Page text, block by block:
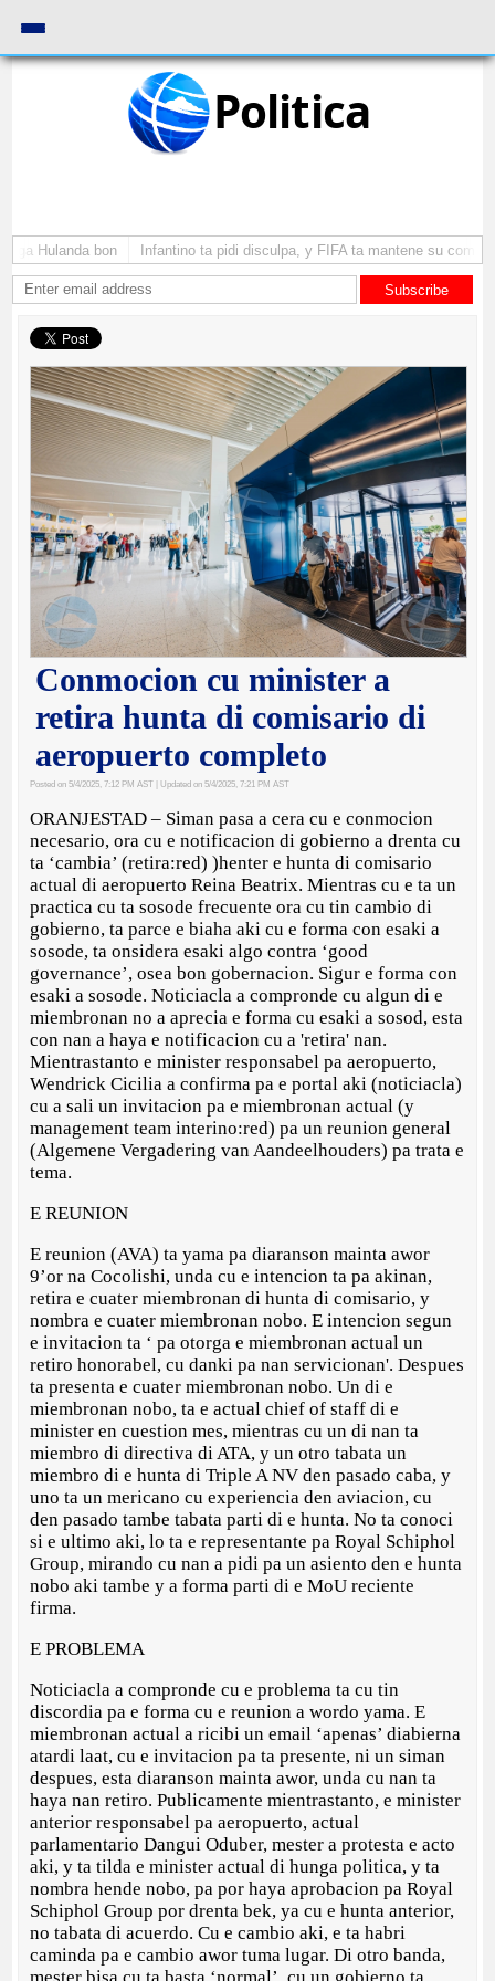
Politica
Hulanda bon Infantino ta pidi disculpa, y FIFA ta mantene su como
Subscribe
Conmocion cu minister a
retira hunta di comisario di
aeropuerto completo
Posted on 5/4/2025, 7:12 PM AST | Updated on 5/4/2025, 7:21 PM AST
ORANJESTAD – Siman pasa a cera cu e conmocion
necesario, ora cu e notificacion di gobierno a drenta cu
ta ‘cambia’ (retira:red) )henter e hunta di comisario
actual di aeropuerto Reina Beatrix. Mientras cu e ta un
practica cu ta sosode frecuente ora cu tin cambio di
gobierno, ta parce e biaha aki cu e forma con esaki a
sosode, ta onsidera esaki algo contra ‘good
governance’, osea bon gobernacion. Sigur e forma con
esaki a sosode. Noticiacla a compronde cu algun di e
miembronan no a aprecia e forma cu esaki a sosod, esta
con nan a haya e notificacion cu a 'retira' nan.
Mientrastanto e minister responsabel pa aeropuerto,
Wendrick Cicilia a confirma pa e portal aki (noticiacla)
cu a sali un invitacion pa e miembronan actual (y
management team interino:red) pa un reunion general
(Algemene Vergadering van Aandeelhouders) pa trata e
tema.
E REUNION
E reunion (AVA) ta yama pa diaranson mainta awor
9’or na Cocolishi, unda cu e intencion ta pa akinan,
retira e cuater miembronan di hunta di comisario, y
nombra e cuater miembronan nobo. E intencion segun
e invitacion ta ‘ pa otorga e miembronan actual un
retiro honorabel, cu danki pa nan servicionan'. Despues
ta presenta e cuater miembronan nobo. Un di e
miembronan nobo, ta e actual chief of staff di e
minister en cuestion mes, mientras cu un di nan ta
miembro di directiva di ATA, y un otro tabata un
miembro di e hunta di Triple A NV den pasado caba, y
uno ta un mericano cu experiencia den aviacion, cu
den pasado tambe tabata parti di e hunta. No ta conoci
si e ultimo aki, lo ta e representante pa Royal Schiphol
Group, mirando cu nan a pidi pa un asiento den e hunta
nobo aki tambe y a forma parti di e MoU reciente
firma.
E PROBLEMA
Noticiacla a compronde cu e problema ta cu tin
discordia pa e forma cu e reunion a wordo yama. E
miembronan actual a ricibi un email ‘apenas’ diabierna
atardi laat, cu e invitacion pa ta presente, ni un siman
despues, esta diaranson mainta awor, unda cu nan ta
haya nan retiro. Publicamente mientrastanto, e minister
anterior responsabel pa aeropuerto, actual
parlamentario Dangui Oduber, mester a protesta e acto
aki, y ta tilda e minister actual di hunga politica, y ta
nombra hende nobo, pa por haya aprobacion pa Royal
Schiphol Group por drenta bek, ya cu e hunta anterior,
no tabata di acuerdo. Cu e cambio aki, e ta habri
caminda pa e cambio awor tuma lugar. Di otro banda,